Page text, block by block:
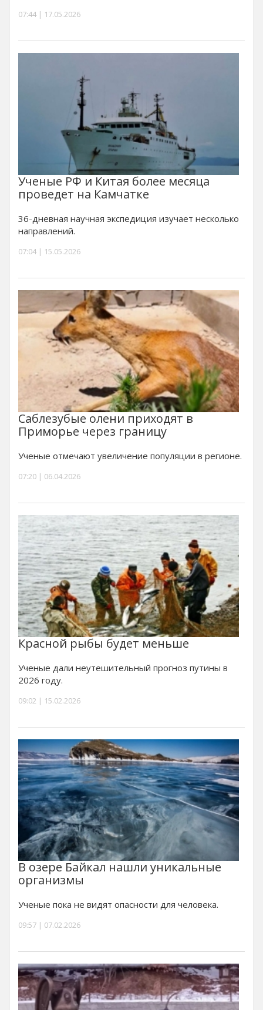
07:44 | 17.05.2026
Ученые РФ и Китая более месяца
проведет на Камчатке
36-дневная научная экспедиция изучает несколько
направлений.
07:04 | 15.05.2026
Саблезубые олени приходят в
Приморье через границу
Ученые отмечают увеличение популяции в регионе.
07:20 | 06.04.2026
Красной рыбы будет меньше
Ученые дали неутешительный прогноз путины в
2026 году.
09:02 | 15.02.2026
В озере Байкал нашли уникальные
организмы
Ученые пока не видят опасности для человека.
09:57 | 07.02.2026